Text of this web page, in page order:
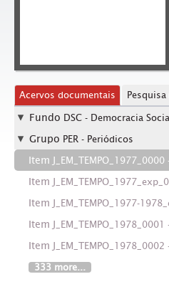
Acervos documentais
Fundo DSC - Democracia Socialista –
Grupo PER - Periódicos
Item
Item
Item J_EM_TEMPO_1977-
Item
Item
333 more...